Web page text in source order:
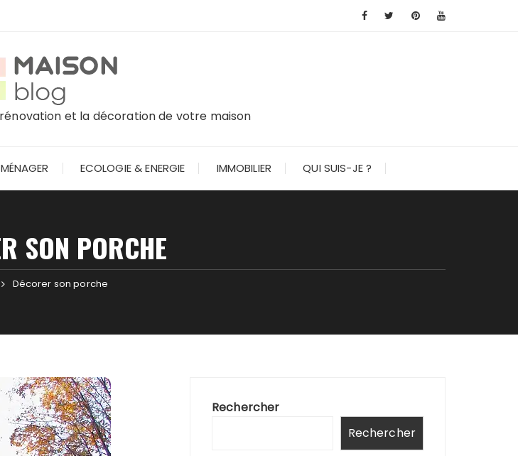
et la décoration de votre maison
ECOLOGIE & ENERGIE IMMOBILIER QUI SUIS-JE ?
SON PORCHE
Décorer son porche
Rechercher
Rechercher